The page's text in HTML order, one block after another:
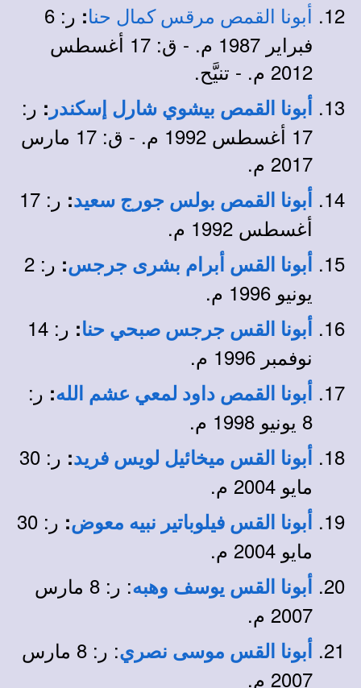
أبونا القمص مرقس كمال حنا:
ر: 6
فبراير 1987 م. - ق: 17 أغسطس
2012 م. - تنيَّح.
أبونا القمص بيشوي شارل إسكندر : ر:
17 أغسطس 1992 م. - ق: 17 مارس
2017 م.
أبونا القمص بولس جورج سعيد:
ر: 17
أغسطس 1992 م.
أبونا القس أبرام بشرى جرجس:
ر: 2
يونيو 1996 م.
أبونا القس جرجس صبحي حنا:
ر: 14
نوفمبر 1996 م.
أبونا القمص داود لمعي عشم الله: ر:
8 يونيو 1998 م.
أبونا القس ميخائيل لويس فريد:
ر: 30
مايو 2004 م.
أبونا القس فيلوباتير نبيه معوض:
ر: 30
مايو 2004 م.
أبونا القس يوسف وهبه
: ر: 8 مارس
2007 م.
أبونا القس موسى نصري
: ر: 8 مارس
2007 م.